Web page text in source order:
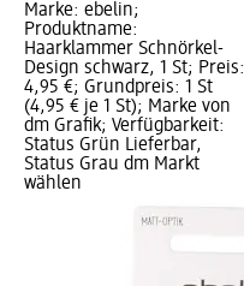
Marke: ebelin;
Produktname:
Haarklammer Schnörkel-
Design schwarz, 1 St; Preis:
4,95 €; Grundpreis: 1 St
(4,95 € je 1 St); Marke von
dm Grafik; Verfügbarkeit:
Status Grün Lieferbar,
Status Grau dm Markt
wählen